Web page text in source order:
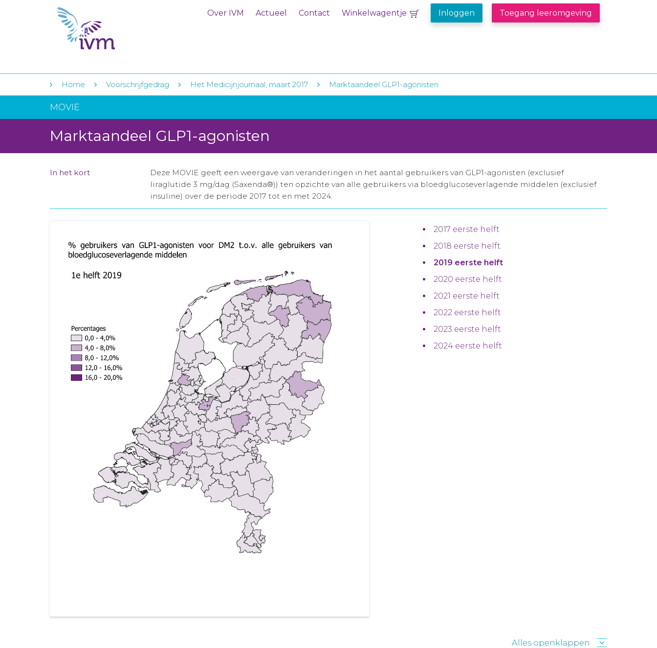
Over IVM Actueel Contact Winkelwagentje Inloggen Toegang leeromgeving
Home Voorschrijfgedrag Het Medicijnjournaal, maart 2017 Marktaandeel GLP1-agonisten
MOVIE
Marktaandeel GLP1-agonisten
In het kort
Deze MOVIE geeft een weergave van veranderingen in het aantal gebruikers van GLP1-agonisten (exclusief
liraglutide 3 mg/dag (Saxenda®)) ten opzichte van alle gebruikers via bloedglucoseverlagende middelen (exclusief
insuline) over de periode 2017 tot en met 2024.
2017 eerste helft
2018 eerste helft
2019 eerste helft
2020 eerste helft
2021 eerste helft
2022 eerste helft
2023 eerste helft
2024 eerste helft
Alles openklappen